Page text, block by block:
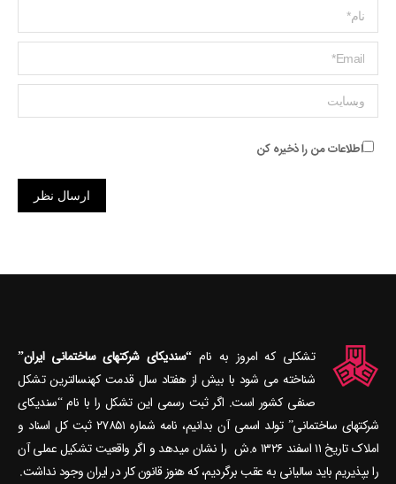
Name *
ایمیل *
وبسایت
اطلاعات من را ذخیره کن
ارسال نظر
تشکلی که امروز به نام“سندیکای شرکتهای ساختمانی ایران”
شناخته می‎ شود با بیش از هفتاد سال قدمت کهنسال‎ترین تشکل
صنفی کشور است. اگر ثبت رسمی این تشکل را با نام “سندیکای
شرکتهای ساختمانی” تولد اسمی آن بدانیم، نامه شماره ۲۷۸۵۱ ثبت کل اسناد و
املاک تاریخ ۱۱ اسفند ۱۳۲۶ ه.ش را نشان می‎دهد و اگر واقعیت تشکیل عملی آن
را بپذیریم باید سالیانی به عقب برگردیم، که هنوز قانون کار در ایران وجود نداشت.